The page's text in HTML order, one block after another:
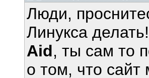
Люди,
Линукса
Aid, ты сам то
о том, что